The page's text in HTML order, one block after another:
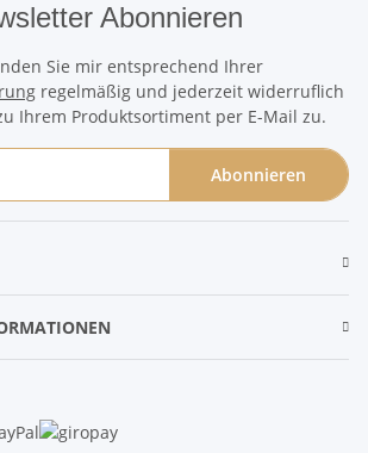
Abonnieren
Sie mir entsprechend Ihrer
regelmäßig und jederzeit widerruflich
Ihrem Produktsortiment per E-Mail zu.
Abonnieren